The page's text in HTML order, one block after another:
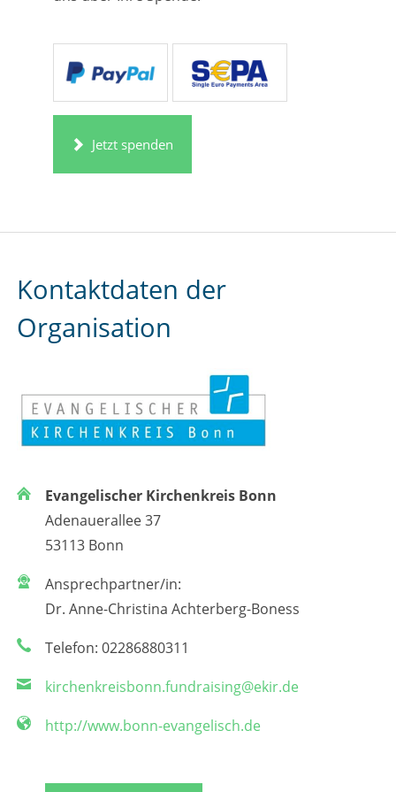
Jetzt spenden
Kontaktdaten der
Organisation
Evangelischer Kirchenkreis Bonn
Adenauerallee 37
53113 Bonn
Ansprechpartner/in:
Dr. Anne-Christina Achterberg-Boness
Telefon: 02286880311
kirchenkreisbonn.fundraising@ekir.de
http://www.bonn-evangelisch.de